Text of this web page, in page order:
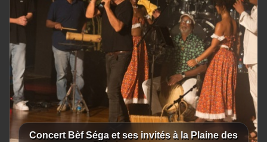
Concert Bèf Séga et ses invités à la Plaine des